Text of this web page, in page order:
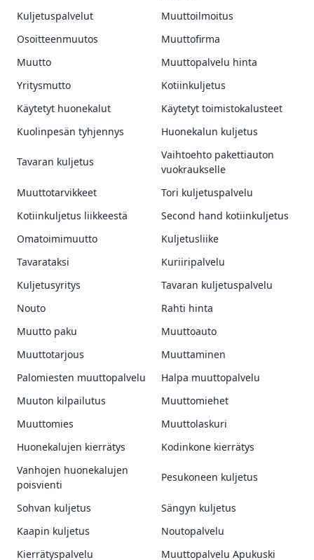
Kuljetuspalvelut
Muuttoilmoitus
Osoitteenmuutos
Muuttofirma
Muutto
Muuttopalvelu hinta
Yritysmutto
Kotiinkuljetus
Käytetyt huonekalut
Käytetyt toimistokalusteet
Kuolinpesän tyhjennys
Huonekalun kuljetus
Tavaran kuljetus
Vaihtoehto pakettiauton
vuokraukselle
Muuttotarvikkeet
Tori kuljetuspalvelu
Kotiinkuljetus liikkeestä
Second hand kotiinkuljetus
Omatoimimuutto
Kuljetusliike
Tavarataksi
Kuriiripalvelu
Kuljetusyritys
Tavaran kuljetuspalvelu
Nouto
Rahti hinta
Muutto paku
Muuttoauto
Muuttotarjous
Muuttaminen
Palomiesten muuttopalvelu
Halpa muuttopalvelu
Muuton kilpailutus
Muuttomiehet
Muuttomies
Muuttolaskuri
Huonekalujen kierrätys
Kodinkone kierrätys
Vanhojen huonekalujen
poisvienti
Pesukoneen kuljetus
Sohvan kuljetus
Sängyn kuljetus
Kaapin kuljetus
Noutopalvelu
Kierrätyspalvelu
Muuttopalvelu Apukuski